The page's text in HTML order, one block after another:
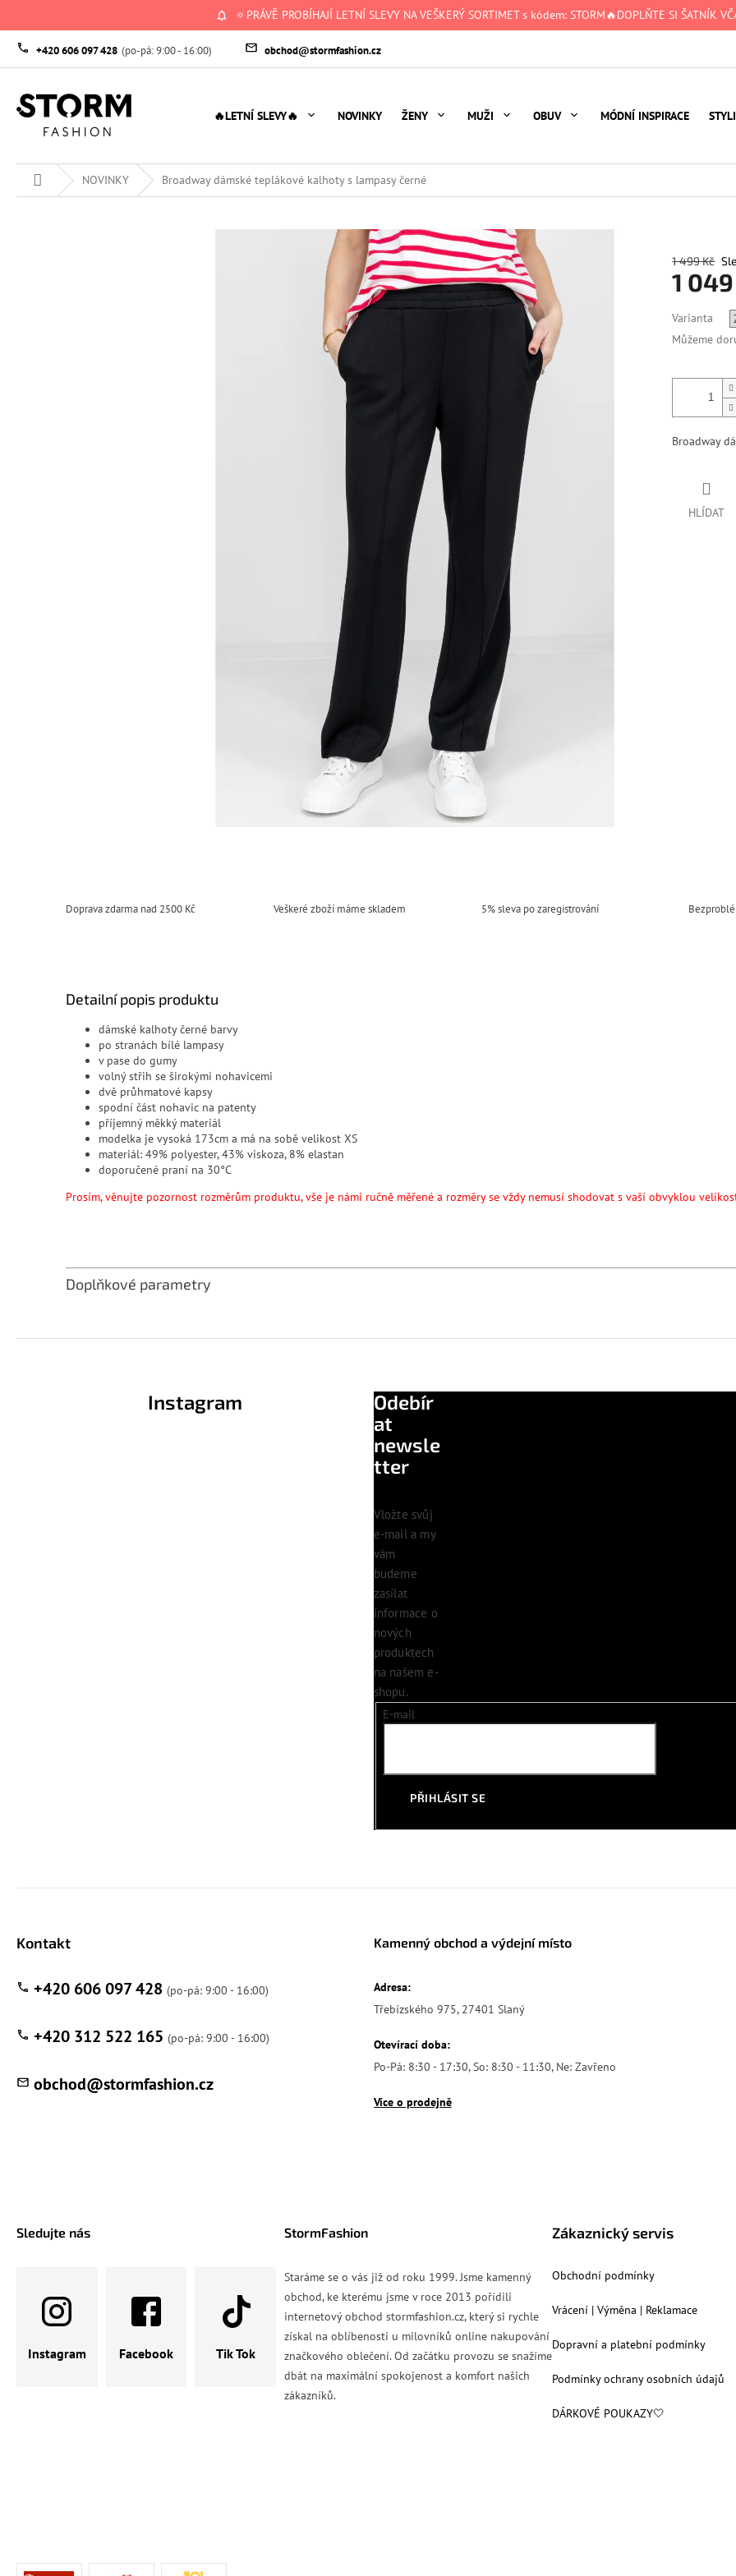
🔅PRÁVĚ PROBÍHAJÍ LETNÍ SLEVY NA VEŠKERÝ SORTIMET s kódem: STORM🔥DOPLŇTE SI ŠATNÍK
+420 606 097 428 obchod@stormfashion.cz
🔥LETNÍ SLEVY🔥 NOVINKY ŽENY MUŽI OBUV MÓDNÍ INSPIRACE
Domů NOVINKY Broadway dámské teplákové kalhoty s lampasy černé
1 499 Kč
1
cena:
Varianta
Můžeme
Broadway
HLÍDAT
Doprava zdarma nad 2500 Kč Veškeré zboží máme skladem 5% sleva po zaregistrování
Detailní popis produktu
dámské kalhoty černé barvy
po stranách bílé lampasy
v pase do gumy
volný střih se širokými nohavicemi
dvě průhmatové kapsy
spodní část nohavic na patenty
příjemný měkký materiál
modelka je vysoká 173cm a má na sobě velikost XS
materiál: 49% polyester, 43% viskoza, 8% elastan
doporučené praní na 30°C
Prosím, věnujte pozornost rozměrům produktu, vše je námi ručně měřené a rozměry se vždy nemusí shodovat s vaší obvyklou
Doplňkové parametry
Instagram
Odebír
at
newsle
tter
Vložte svůj
e-mail a my
vám
budeme
zasílat
informace o
nových
produktech
na našem e-
shopu.
E-mail
PŘIHLÁSIT SE
Kontakt
obchod@stormfashion.cz
+420 606 097 428
+420 312 522 165
Kamenný obchod a výdejní místo
Adresa:
Třebízského 975, 27401 Slaný
Otevírací doba:
Po-Pá: 8:30 - 17:30, So: 8:30 - 11:30, Ne: Zavřeno
Více o prodejně
Sledujte nás
Instagram Facebook Tik Tok
StormFashion
Staráme se o vás již od roku 1999. Jsme kamenný
obchod, ke kterému jsme v roce 2013 pořídili
internetový obchod stormfashion.cz, který si rychle
získal na oblíbenosti u milovníků online nakupování
značkového oblečení. Od začátku provozu se snažíme
dbát na maximální spokojenost a komfort našich
zákazníků.
Zákaznický servis
Obchodní podmínky
Vrácení | Výměna | Reklamace
Dopravní a platební podmínky
Podmínky ochrany osobních údajů
DÁRKOVÉ POUKAZY🤍